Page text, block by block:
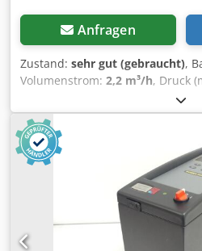
Anfragen
Zustand: sehr gut (gebraucht),
Volumenstrom: 2,2 m³/h, Druck
Schraubenkompressor ATLAS
Drehzahlgeregelt
Leistung: 1,95 m³/min Druck: 13
Betriebsstunden: 9270